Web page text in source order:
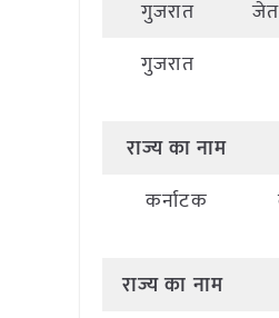
गुजरात
गुजरात
राज्यका नाम
कर्नाटक
राज्यका नाम